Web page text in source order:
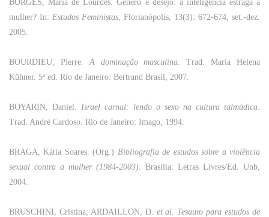
BORGES, Maria de Lourdes.Gênero e desejo: a inteligência estragaa
mulher? In: Estudos Feministas, Florianópolis, 13(3): 672-674, set.-dez.
2005.
BOURDIEU, Pierre.A dominação masculina. Trad. MariaHelena
Kühner. 5ª ed. Rio de Janeiro: Bertrand Brasil, 2007.
BOYARIN, Daniel. Israel carnal: lendo o sexo na cultura talmúdica.
Trad. André Cardoso. Rio de Janeiro: Imago, 1994.
BRAGA, Kátia Soares. (Org.) Bibliografiade estudos sobre aviolência
sexual contra a mulher(1984-2003). Brasília: Letras Livres/Ed. Unb,
2004.
BRUSCHINI, Cristina; ARDAILLON, D. et al. Tesauropara estudos de